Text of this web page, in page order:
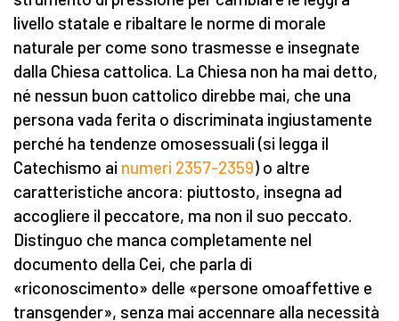
livello statale e ribaltare le norme di morale
naturale per come sono trasmesse e insegnate
dalla Chiesa cattolica. La Chiesa non ha mai detto,
né nessun buon cattolico direbbe mai, che una
persona vada ferita o discriminata ingiustamente
perché ha tendenze omosessuali (si legga il
Catechismo ai numeri 2357-2359) o altre
caratteristiche ancora: piuttosto, insegna ad
accogliere il peccatore, ma non il suo peccato.
Distinguo che manca completamente nel
documento della Cei, che parla di
«riconoscimento» delle «persone omoaffettive e
transgender», senza mai accennare alla necessità